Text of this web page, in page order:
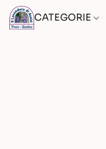
CATEGORIE